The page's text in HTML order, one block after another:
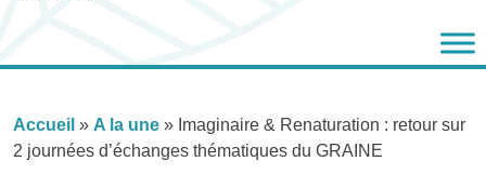
Accueil » A la une » Imaginaire & Renaturation : retour sur
2 journées d’échanges thématiques du GRAINE